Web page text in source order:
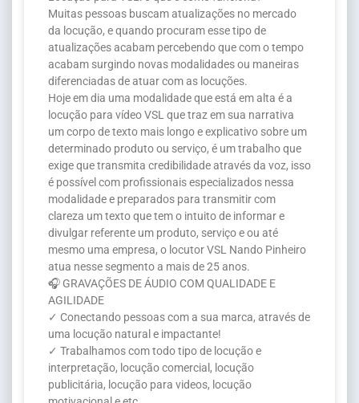
Muitas pessoas buscam atualizações no mercado
da locução, e quando procuram esse tipo de
atualizações acabam percebendo que com o tempo
acabam surgindo novas modalidades ou maneiras
diferenciadas de atuar com as locuções.
Hoje em dia uma modalidade que está em alta é a
locução para vídeo VSL que traz em sua narrativa
um corpo de texto mais longo e explicativo sobre um
determinado produto ou serviço, é um trabalho que
exige que transmita credibilidade através da voz, isso
é possível com profissionais especializados nessa
modalidade e preparados para transmitir com
clareza um texto que tem o intuito de informar e
divulgar referente um produto, serviço e ou até
mesmo uma empresa, o locutor VSL Nando Pinheiro
atua nesse segmento a mais de 25 anos.
🎧 GRAVAÇÕES DE ÁUDIO COM QUALIDADE E
AGILIDADE
✓ Conectando pessoas com a sua marca, através de
uma locução natural e impactante!
✓ Trabalhamos com todo tipo de locução e
interpretação, locução comercial, locução
publicitária, locução para videos, locução